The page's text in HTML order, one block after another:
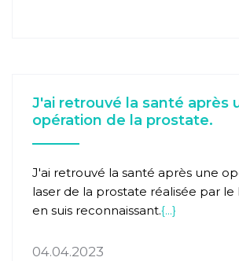
J'ai retrouvé la santé après
opération de la prostate.
J'ai retrouvé la santé après une
laser de la prostate réalisée par le
en suis reconnaissant.{...}
04.04.2023